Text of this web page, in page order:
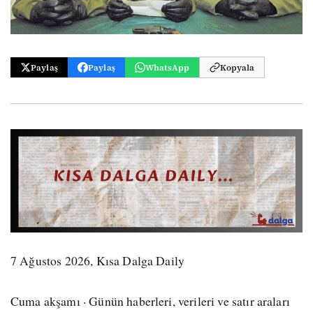
Paylaş Paylaş WhatsApp Kopyala
7 Ağustos 2026, Kısa Dalga Daily
Cuma akşamı · Günün haberleri, verileri ve satır araları